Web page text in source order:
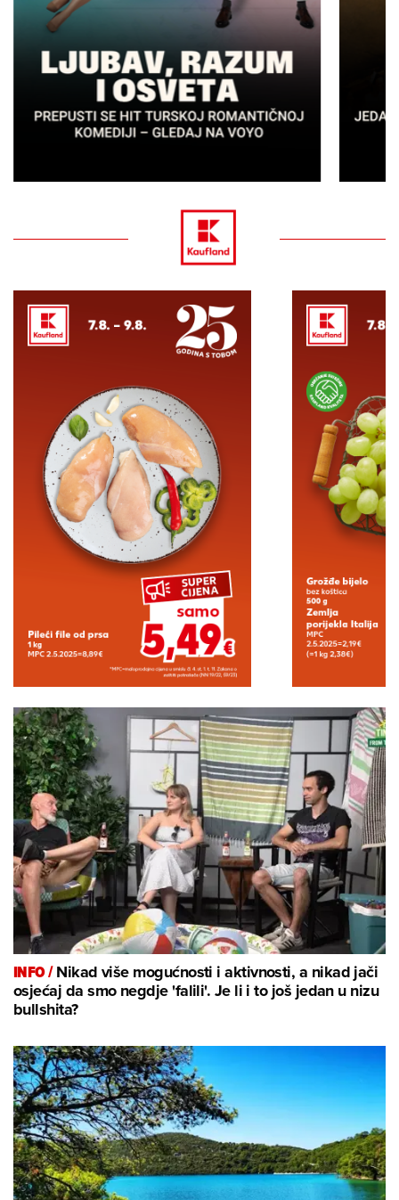
INFO /Nikad više mogućnosti i aktivnosti, a nikad jači
osjećaj da smo negdje 'falili'. Je li i to još jedan u nizu
bullshita?